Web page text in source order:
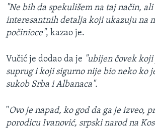
"Ne bih da spekulišem na taj način,
interesantnih detalja koji ukazuju na
počinioce", kazao je.
Vučić je dodao da je "ubijen čovek
suprug i koji sigurno nije bio neko ko
sukob Srba i Albanaca".
"Ovo je napad, ko god da ga je izveo,
porodicu Ivanović, srpski narod na